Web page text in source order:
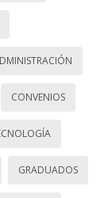
CONVENIOS
GRADUADOS